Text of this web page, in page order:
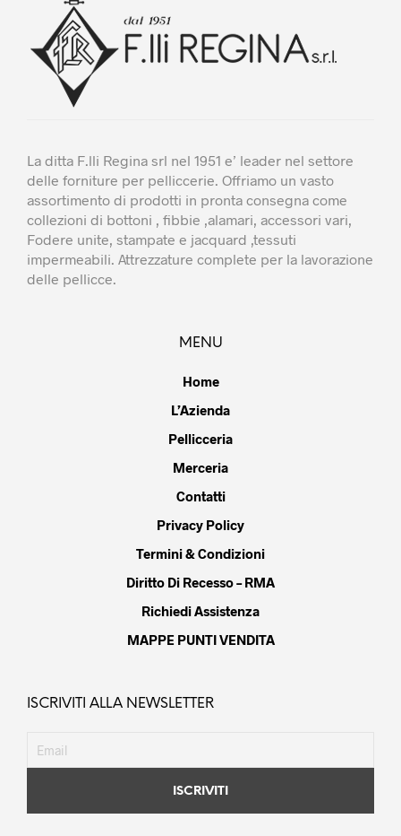
La ditta F.lli Regina srl nel 1951 e’ leader nel settore
delle forniture per pelliccerie. Offriamo un vasto
assortimento di prodotti in pronta consegna come
collezioni di bottoni , fibbie ,alamari, accessori vari,
Fodere unite, stampate e jacquard ,tessuti
impermeabili. Attrezzature complete per la lavorazione
delle pellicce.
MENU
Home
L’Azienda
Pellicceria
Merceria
Contatti
Privacy Policy
Termini & Condizioni
Diritto Di Recesso – RMA
Richiedi Assistenza
MAPPE PUNTI VENDITA
ISCRIVITI ALLA NEWSLETTER